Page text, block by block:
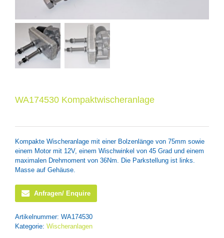
WA174530 Kompaktwischeranlage
Kompakte Wischeranlage mit einer Bolzenlänge von 75mm sowie
einem Motor mit 12V, einem Wischwinkel von 45 Grad und einem
maximalen Drehmoment von 36Nm. Die Parkstellung ist links.
Masse auf Gehäuse.
Anfragen/ Enquire
Artikelnummer: WA174530
Kategorie: Wischeranlagen